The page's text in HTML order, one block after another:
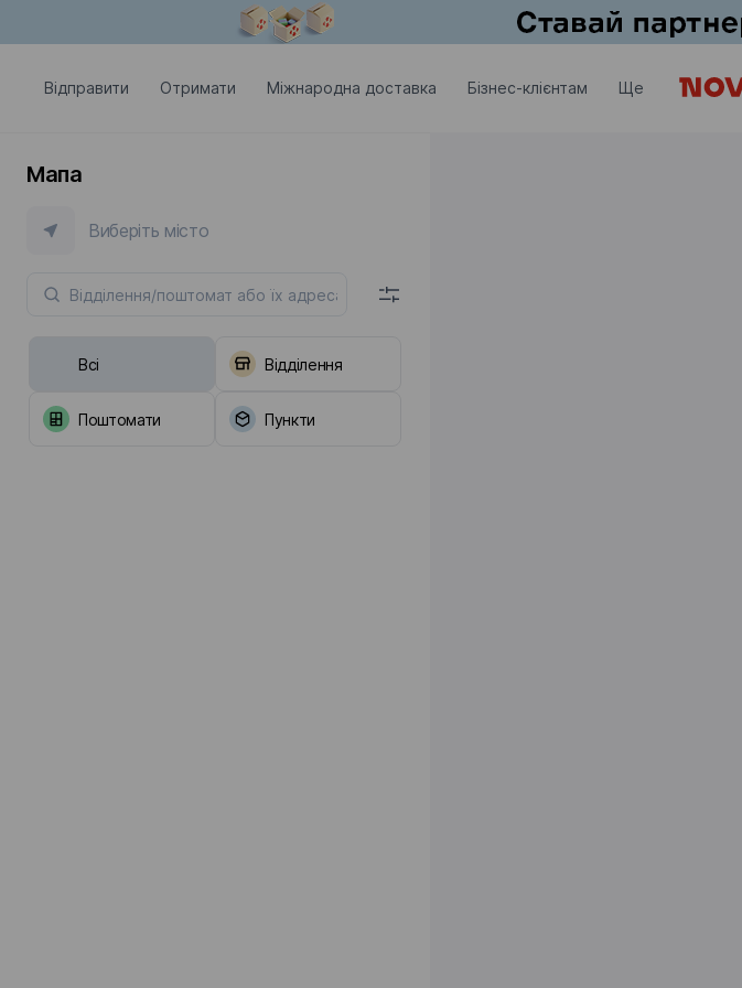
Відправити Отримати Міжнародна доставка Бізнес-клієнтам Ще
Мапа
Виберіть місто
Всі Відділення
Поштомати Пункти